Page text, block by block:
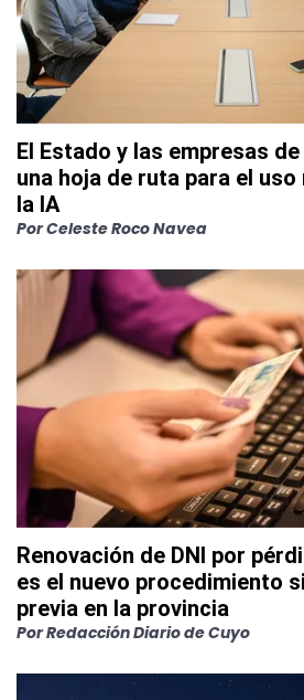
El Estado y las empresas
una hoja de ruta para el
la IA
PorCeleste Roco Navea
Renovación de DNI por
es el nuevo procedimiento
previa en la provincia
PorRedacción Diario de Cuyo